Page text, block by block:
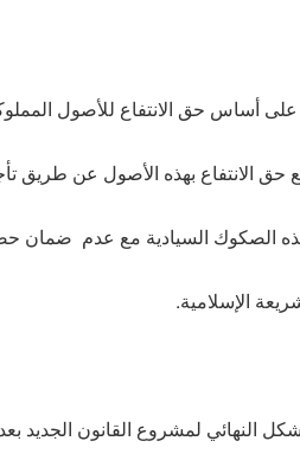
أساس حق الانتفاع للأصول
الانتفاع بهذه الأصول عن طريق
الصكوك السيادية مع عدم ضمان
الإسلامية.
النهائي لمشروع القانون الجديد بعد